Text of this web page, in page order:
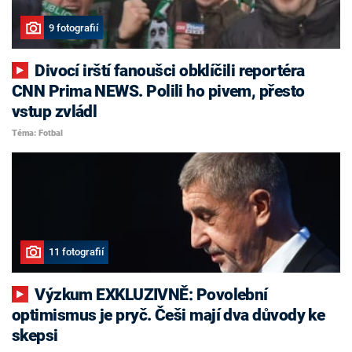
9 fotografií
CNN Prima NEWS. Polili ho pivem, přesto
vstup zvládl
Téma: Fotbal
11 fotografií
Výzkum EXKLUZIVNĚ: Povolební
optimismus je pryč. Češi mají dva důvody ke
skepsi